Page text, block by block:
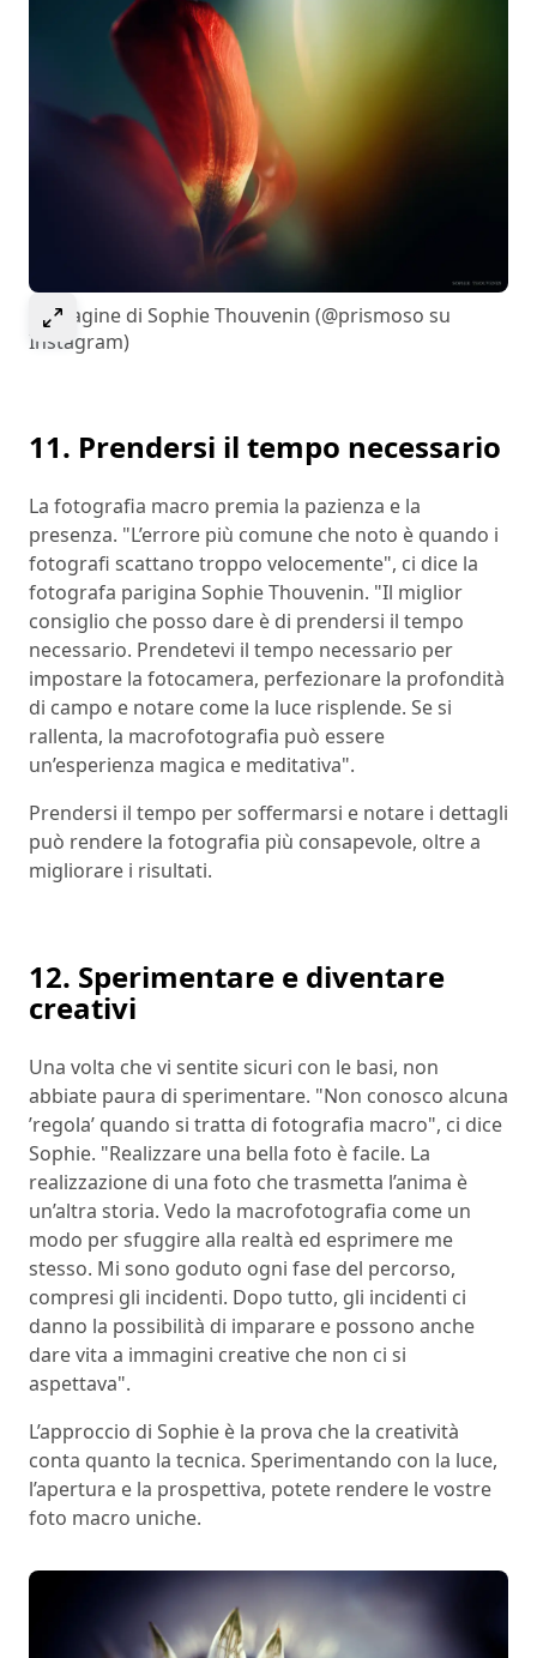
Select to expand image
Immagine di Sophie Thouvenin (@prismoso su
Instagram)
11. Prendersi il tempo necessario
La fotografia macro premia la pazienza e la
presenza. "L’errore più comune che noto è quando i
fotografi scattano troppo velocemente", ci dice la
fotografa parigina Sophie Thouvenin. "Il miglior
consiglio che posso dare è di prendersi il tempo
necessario. Prendetevi il tempo necessario per
impostare la fotocamera, perfezionare la profondità
di campo e notare come la luce risplende. Se si
rallenta, la macrofotografia può essere
un’esperienza magica e meditativa".
Prendersi il tempo per soffermarsi e notare i dettagli
può rendere la fotografia più consapevole, oltre a
migliorare i risultati.
12. Sperimentare e diventare
creativi
Una volta che vi sentite sicuri con le basi, non
abbiate paura di sperimentare. "Non conosco alcuna
’regola’ quando si tratta di fotografia macro", ci dice
Sophie. "Realizzare una bella foto è facile. La
realizzazione di una foto che trasmetta l’anima è
un’altra storia. Vedo la macrofotografia come un
modo per sfuggire alla realtà ed esprimere me
stesso. Mi sono goduto ogni fase del percorso,
compresi gli incidenti. Dopo tutto, gli incidenti ci
danno la possibilità di imparare e possono anche
dare vita a immagini creative che non ci si
aspettava".
L’approccio di Sophie è la prova che la creatività
conta quanto la tecnica. Sperimentando con la luce,
l’apertura e la prospettiva, potete rendere le vostre
foto macro uniche.